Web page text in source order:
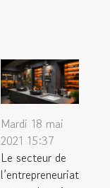
Mardi 18 mai
2021 15:37
Le secteur de
l’entrepreneuriat